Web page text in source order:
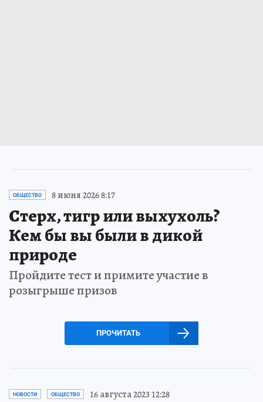
ОБЩЕСТВО 8 июня 2026 8:17
Стерх, тигр или выхухоль?
Кем бы вы были в дикой
природе
Пройдите тест и примите участие в
розыгрыше призов
ПРОЧИТАТЬ
НОВОСТИ ОБЩЕСТВО 16 августа 2023 12:28